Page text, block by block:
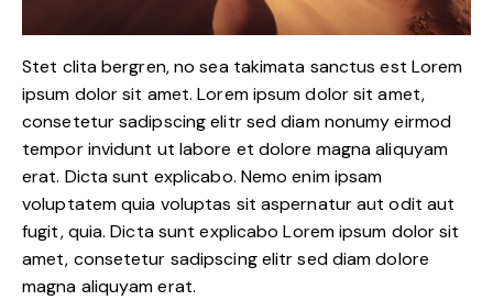
Stet clita bergren, no sea takimata sanctus est Lorem
ipsum dolor sit amet. Lorem ipsum dolor sit amet,
consetetur sadipscing elitr sed diam nonumy eirmod
tempor invidunt ut labore et dolore magna aliquyam
erat. Dicta sunt explicabo. Nemo enim ipsam
voluptatem quia voluptas sit aspernatur aut odit aut
fugit, quia. Dicta sunt explicabo Lorem ipsum dolor sit
amet, consetetur sadipscing elitr sed diam dolore
magna aliquyam erat.